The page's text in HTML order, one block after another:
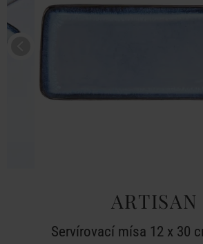
ARTISAN
Servírovací mísa 12 x 30